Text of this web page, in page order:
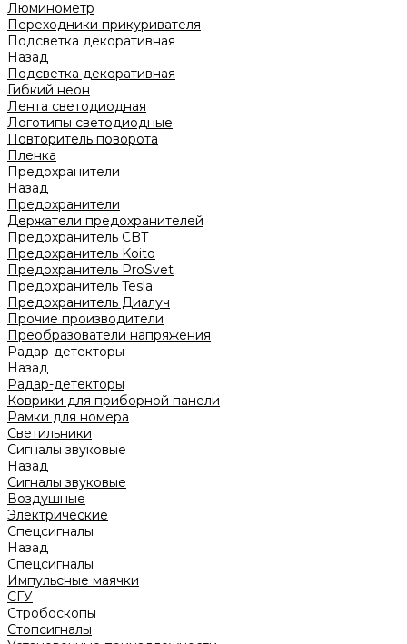
Люминометр
Переходники прикуривателя
Подсветка декоративная
Назад
Подсветка декоративная
Гибкий неон
Лента светодиодная
Логотипы светодиодные
Повторитель поворота
Пленка
Предохранители
Назад
Предохранители
Держатели предохранителей
Предохранитель CBT
Предохранитель Koito
Предохранитель ProSvet
Предохранитель Tesla
Предохранитель Диалуч
Прочие производители
Преобразователи напряжения
Радар-детекторы
Назад
Радар-детекторы
Коврики для приборной панели
Рамки для номера
Светильники
Сигналы звуковые
Назад
Сигналы звуковые
Воздушные
Электрические
Спецсигналы
Назад
Спецсигналы
Импульсные маячки
СГУ
Стробоскопы
Стопсигналы